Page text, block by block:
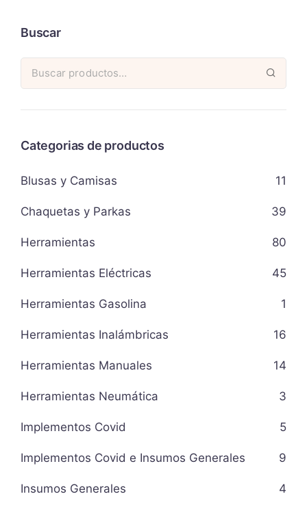
Buscar
Categorias de productos
Blusas y Camisas 11
Chaquetas y Parkas 39
Herramientas 80
Herramientas Eléctricas 45
Herramientas Gasolina 1
Herramientas Inalámbricas 16
Herramientas Manuales 14
Herramientas Neumática 3
Implementos Covid 5
Implementos Covid e Insumos Generales 9
Insumos Generales 4